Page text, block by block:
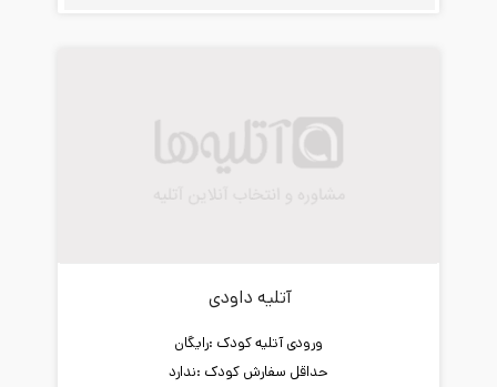
آتلیه داودی
ورودی آتلیه کودک :رایگان
حداقل سفارش کودک :ندارد